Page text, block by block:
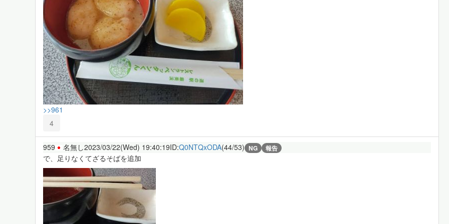
>>961
4
959 名無し2023/03/22(Wed) 19:40:19ID:Q0NTQxODA(44/53) NG 報告
で、足りなくてざるそばを追加